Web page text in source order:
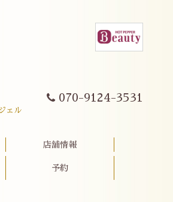
070-9124-3531
ェル
店舗情報
予約